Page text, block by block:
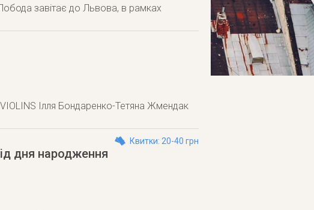
завітає до Львова, в рамках
VIOLINS Ілля Бондаренко-Тетяна Жмендак
Квитки: 20-40 грн
дня народження